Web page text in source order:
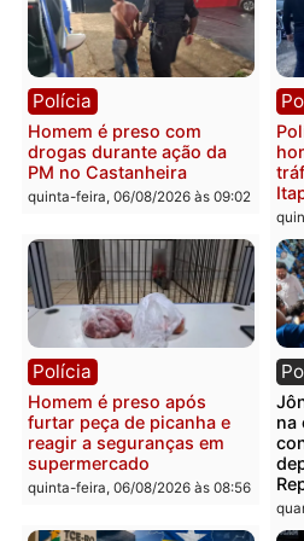
Polícia
Homem é esfaqueado no
tórax durante briga com
Guimarães
quinta-feira, 06/08/2026 às 09:24
Polícia
drogas durante ação da